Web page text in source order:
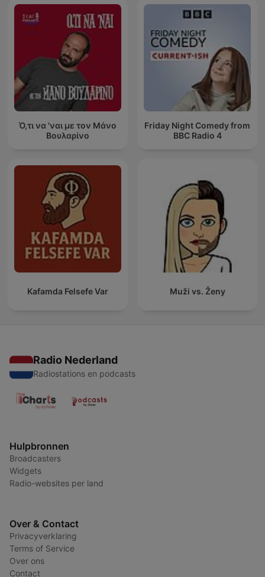
Ό,τι να 'ναι με τον Μάνο
Βουλαρίνο
Friday Night Comedy from
BBC Radio 4
Kafamda Felsefe Var Muži vs. Ženy
Radio Nederland
Radiostations en podcasts
Hulpbronnen
Broadcasters
Widgets
Radio-websites per land
Over & Contact
Privacyverklaring
Terms of Service
Over ons
Contact